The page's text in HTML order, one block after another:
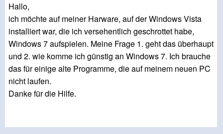
Hallo,
ich möchte auf meiner Harware, auf der Windows Vista
installiert war, die ich versehentlich geschrottet habe,
Windows 7 aufspielen. Meine Frage 1. geht das überhaupt
und 2. wie komme ich günstig an Windows 7. Ich brauche
das für einige alte Programme, die auf meinem neuen PC
nicht laufen.
Danke für die Hilfe.